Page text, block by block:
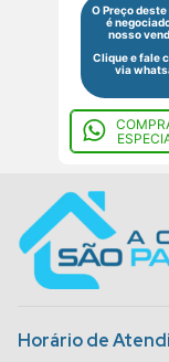
O Preço
é
nosso
Clique e fale
via
Horário de